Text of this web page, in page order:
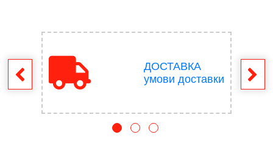
ДОСТАВКА
умови доставки